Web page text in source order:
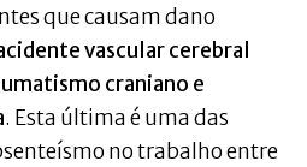
que causam dano
vascular cerebral
craniano e
. Esta última é uma das
no trabalho entre